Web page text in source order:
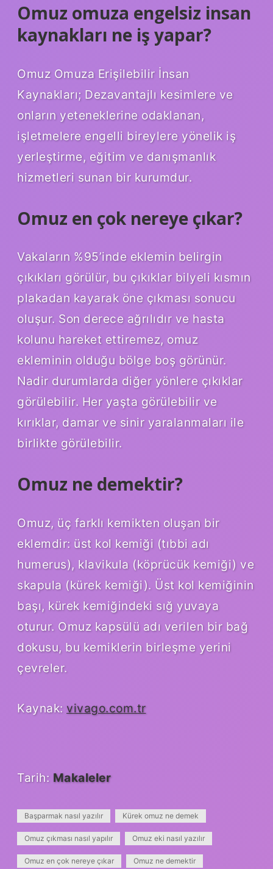
Omuz omuza engelsiz insan
kaynakları ne iş yapar?
Omuz Omuza Erişilebilir İnsan
Kaynakları; Dezavantajlı kesimlere ve
onların yeteneklerine odaklanan,
işletmelere engelli bireylere yönelik iş
yerleştirme, eğitim ve danışmanlık
hizmetleri sunan bir kurumdur.
Omuz en çok nereye çıkar?
Vakaların %95’inde eklemin belirgin
çıkıkları görülür, bu çıkıklar bilyeli kısmın
plakadan kayarak öne çıkması sonucu
oluşur. Son derece ağrılıdır ve hasta
kolunu hareket ettiremez, omuz
ekleminin olduğu bölge boş görünür.
Nadir durumlarda diğer yönlere çıkıklar
görülebilir. Her yaşta görülebilir ve
kırıklar, damar ve sinir yaralanmaları ile
birlikte görülebilir.
Omuz ne demektir?
Omuz, üç farklı kemikten oluşan bir
eklemdir: üst kol kemiği (tıbbi adı
humerus), klavikula (köprücük kemiği) ve
skapula (kürek kemiği). Üst kol kemiğinin
başı, kürek kemiğindeki sığ yuvaya
oturur. Omuz kapsülü adı verilen bir bağ
dokusu, bu kemiklerin birleşme yerini
çevreler.
Kaynak: vivago.com.tr
Tarih: Makaleler
Başparmak nasıl yazılır Kürek omuz ne demek
Omuz çıkması nasıl yapılır Omuz eki nasıl yazılır
Omuz en çok nereye çıkar Omuz ne demektir